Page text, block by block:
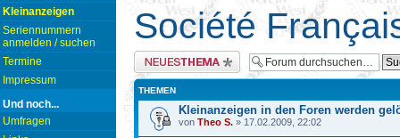
Kleinanzeigen
Seriennummern
anmelden / suchen
Termine
Impressum
Und noch...
Umfragen
Société
Neues Thema erstellen
THEMEN
Kleinanzeigen in den Foren werden
von Theo S. » 17.02.2009, 22:02